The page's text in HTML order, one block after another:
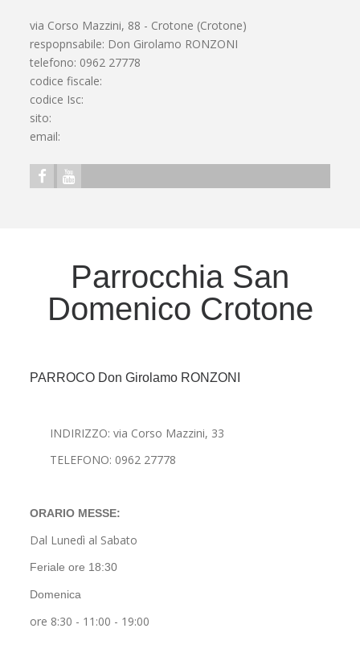
via Corso Mazzini, 88 - Crotone (Crotone)
respopnsabile: Don Girolamo RONZONI
telefono: 0962 27778
codice fiscale:
codice Isc:
sito:
email:
Parrocchia San
Domenico Crotone
PARROCO Don Girolamo RONZONI
INDIRIZZO: via Corso Mazzini, 33
TELEFONO: 0962 27778
ORARIO MESSE:
Dal Lunedì al Sabato
Feriale ore 18:30
Domenica
ore 8:30 - 11:00 - 19:00